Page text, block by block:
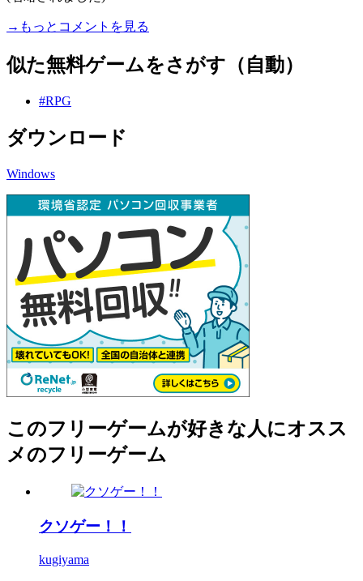
→もっとコメントを見る
似た無料ゲームをさがす（自動）
#RPG
ダウンロード
Windows
このフリーゲームが好きな人にオスス
メのフリーゲーム
クソゲー！！
kugiyama